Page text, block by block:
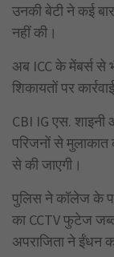
उनकी बेटी ने कई
नहीं की।
अब ICC के मेंबर्स से
शिकायतों पर
CBI IG एस.
परिजनों से मुलाकात
से की जाएगी।
पुलिस ने कॉलेज के
का CCTV फुटेज
अपराजिता ने ईंधन